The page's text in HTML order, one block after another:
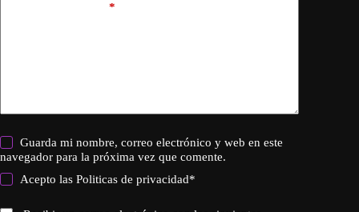
*
Guarda mi nombre, correo electrónico y web en este
navegador para la próxima vez que comente.
Acepto lasPoliticas de privacidad*